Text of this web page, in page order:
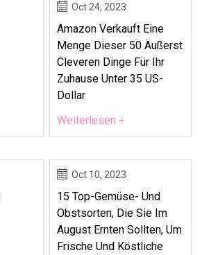
Oct 24, 2023
Amazon Verkauft Eine
Menge Dieser 50 Äußerst
Cleveren Dinge Für Ihr
Zuhause Unter 35 US-
Dollar
Weiterlesen +
Oct 10, 2023
15 Top-Gemüse- Und
Obstsorten, Die Sie Im
August Ernten Sollten, Um
Frische Und Köstliche